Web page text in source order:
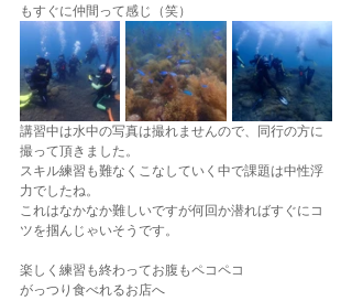
もすぐに仲間って感じ（笑）
講習中は水中の写真は撮れませんので、同行の方に
撮って頂きました。
スキル練習も難なくこなしていく中で課題は中性浮
力でしたね。
これはなかなか難しいですが何回か潜ればすぐにコ
ツを掴んじゃいそうです。
楽しく練習も終わってお腹もペコペコ
がっつり食べれるお店へ